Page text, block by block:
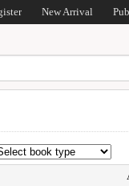
New Arrival